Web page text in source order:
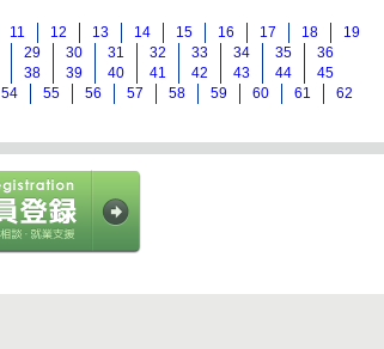
11 12 13 14 15 16 17 18
19
29 30 31 32 33 34 35
36
38 39 40 41 42 43 44
45
54 55 56 57 58 59 60 61
62